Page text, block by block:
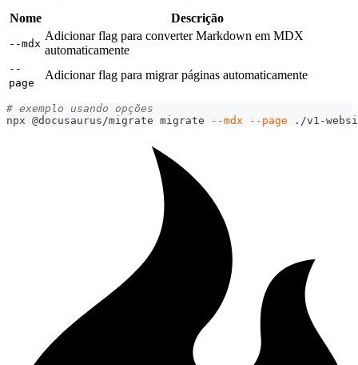
Nome Descrição
--mdx
Adicionar flag para converter Markdown em MDX
automaticamente
--
page
Adicionar flag para migrar páginas automaticamente
# exemplo usando opções
npx @docusaurus/migrate migrate
--mdx --page ./v1-